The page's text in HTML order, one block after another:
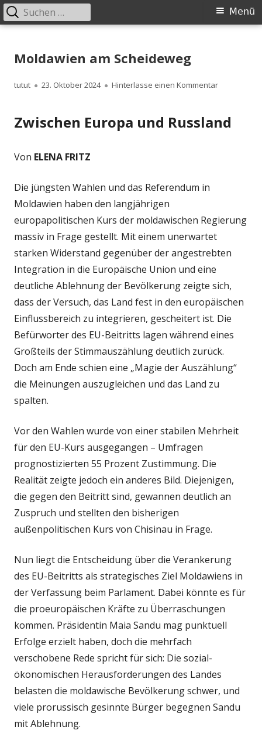
zum
Primäres
Menü
Suchen
nach:
Moldawien am Scheideweg
Autor
tutut
Veröffentlicht
23. Oktober 2024 Hinterlasse einen Kommentarzu
Zwischen Europa und Russland
Von ELENA FRITZ
Die jüngsten Wahlen und das Referendum in
Moldawien haben den langjährigen
europapolitischen Kurs der moldawischen Regierung
massiv in Frage gestellt. Mit einem unerwartet
starken Widerstand gegenüber der angestrebten
Integration in die Europäische Union und eine
deutliche Ablehnung der Bevölkerung zeigte sich,
dass der Versuch, das Land fest in den europäischen
Einflussbereich zu integrieren, gescheitert ist. Die
Befürworter des EU-Beitritts lagen während eines
Großteils der Stimmauszählung deutlich zurück.
Doch am Ende schien eine „Magie der Auszählung“
die Meinungen auszugleichen und das Land zu
spalten.
Vor den Wahlen wurde von einer stabilen Mehrheit
für den EU-Kurs ausgegangen – Umfragen
prognostizierten 55 Prozent Zustimmung. Die
Realität zeigte jedoch ein anderes Bild. Diejenigen,
die gegen den Beitritt sind, gewannen deutlich an
Zuspruch und stellten den bisherigen
außenpolitischen Kurs von Chisinau in Frage.
Nun liegt die Entscheidung über die Verankerung
des EU-Beitritts als strategisches Ziel Moldawiens in
der Verfassung beim Parlament. Dabei könnte es für
die proeuropäischen Kräfte zu Überraschungen
kommen. Präsidentin Maia Sandu mag punktuell
Erfolge erzielt haben, doch die mehrfach
verschobene Rede spricht für sich: Die sozial-
ökonomischen Herausforderungen des Landes
belasten die moldawische Bevölkerung schwer, und
viele prorussisch gesinnte Bürger begegnen Sandu
mit Ablehnung.